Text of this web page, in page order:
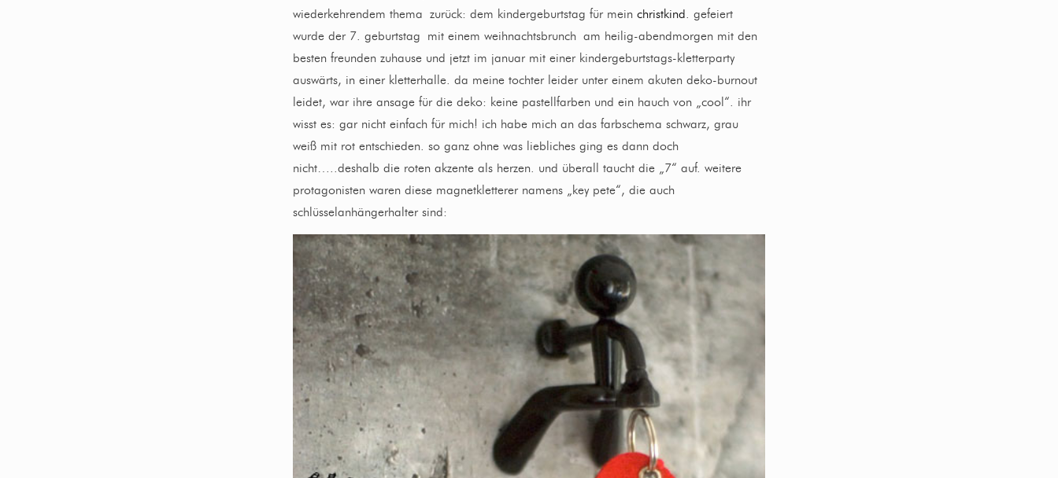
wiederkehrendem thema zurück: dem kindergeburtstag für mein christkind. gefeiert
wurde der 7. geburtstag mit einem weihnachtsbrunch am heilig-abendmorgen mit den
besten freunden zuhause und jetzt im januar mit einer kindergeburtstags-kletterparty
auswärts, in einer kletterhalle. da meine tochter leider unter einem akuten deko-burnout
leidet, war ihre ansage für die deko: keine pastellfarben und ein hauch von „cool“. ihr
wisst es: gar nicht einfach für mich! ich habe mich an das farbschema schwarz, grau
weiß mit rot entschieden. so ganz ohne was liebliches ging es dann doch
nicht…..deshalb die roten akzente als herzen. und überall taucht die „7“ auf. weitere
protagonisten waren diese magnetkletterer namens „key pete“, die auch
schlüsselanhängerhalter sind: